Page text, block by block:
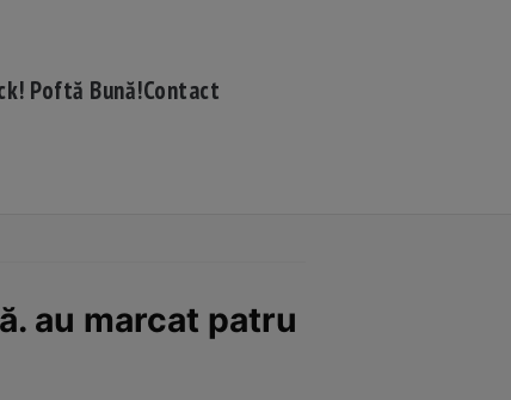
Poftă Bună!Contact
au marcat patru